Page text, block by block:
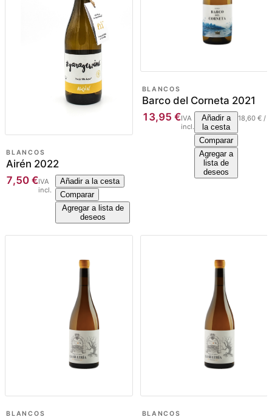
BLANCOS
Airén 2022
7,50 €IVA
incl.
Añadir a la cesta
Comparar
Agregar a lista de
deseos
BLANCOS
Barco del Corneta 2021
13,95 €IVA
incl.
18,60€/
Añadir a
la cesta
Comparar
Agregar a
lista de
deseos
BLANCOS BLANCOS